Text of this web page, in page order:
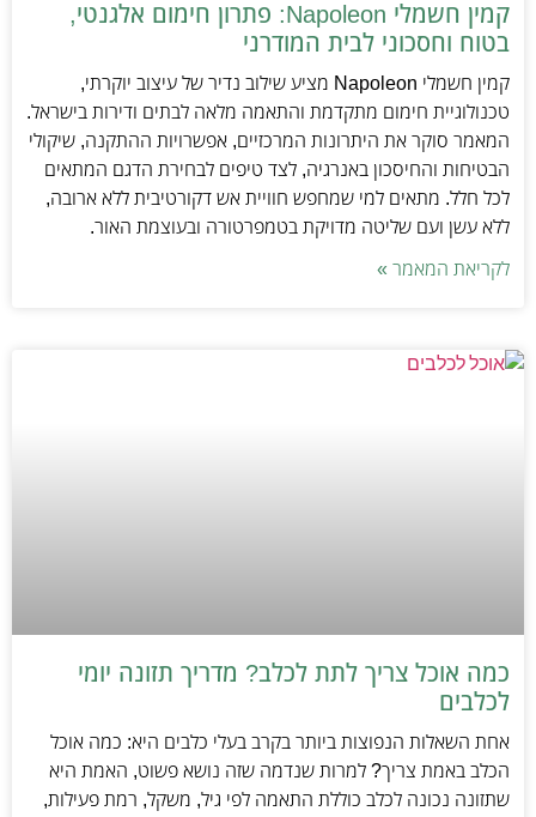
קמין חשמלי Napoleon: פתרון חימום אלגנטי,
בטוח וחסכוני לבית המודרני
קמין חשמלי Napoleon מציע שילוב נדיר של עיצוב יוקרתי,
טכנולוגיית חימום מתקדמת והתאמה מלאה לבתים ודירות בישראל.
המאמר סוקר את היתרונות המרכזיים, אפשרויות ההתקנה, שיקולי
הבטיחות והחיסכון באנרגיה, לצד טיפים לבחירת הדגם המתאים
לכל חלל. מתאים למי שמחפש חוויית אש דקורטיבית ללא ארובה,
ללא עשן ועם שליטה מדויקת בטמפרטורה ובעוצמת האור.
לקריאת המאמר »
כמה אוכל צריך לתת לכלב? מדריך תזונה יומי
לכלבים
אחת השאלות הנפוצות ביותר בקרב בעלי כלבים היא: כמה אוכל
הכלב באמת צריך? למרות שנדמה שזה נושא פשוט, האמת היא
שתזונה נכונה לכלב כוללת התאמה לפי גיל, משקל, רמת פעילות,